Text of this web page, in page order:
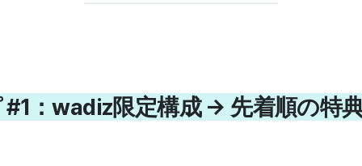
#1：wadiz限定構成 → 先着順の特